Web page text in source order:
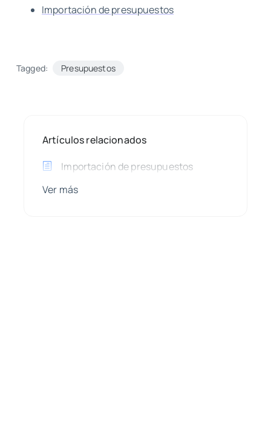
Importación de presupuestos
Tagged: Presupuestos
Artículos relacionados
Importación de presupuestos
Ver más